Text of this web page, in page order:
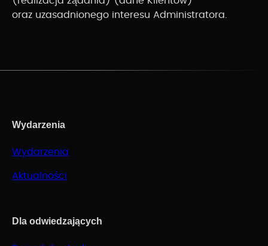
oraz uzasadnionego interesu Administratora.
Wydarzenia
Wydarzenia
Aktualności
Dla odwiedzających